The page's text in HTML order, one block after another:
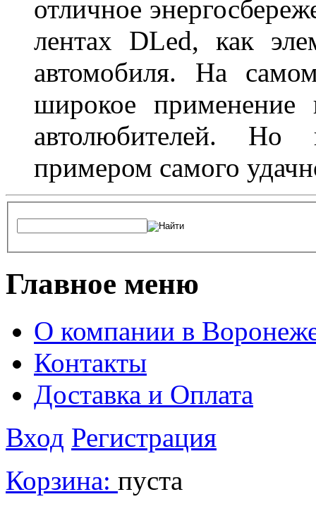
отличное
лентах DLed, как
автомобиля. На
широкое
автолюбителей. Но
примером самого
Главное меню
О компании в
Контакты
Доставка и Оплата
Вход Регистрация
Корзина: пуста